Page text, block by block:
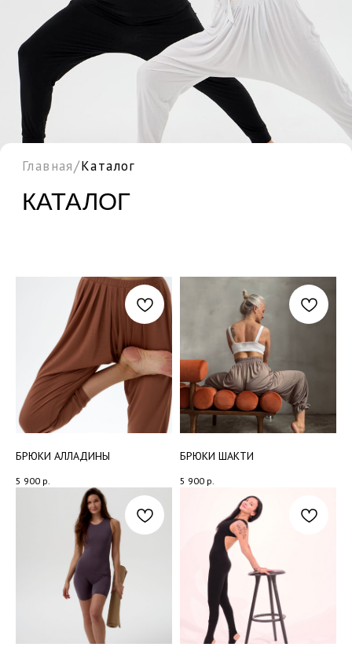
КАТАЛОГ
Главная/Каталог
БРЮКИ АЛЛАДИНЫ
5 900 р.
БРЮКИ ШАКТИ
5 900 р.